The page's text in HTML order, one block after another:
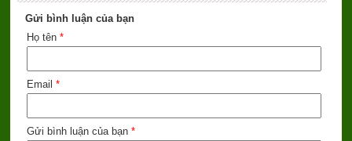
Gửi bình luận của bạn
Họ tên *
Email *
Gửi bình luận của bạn *